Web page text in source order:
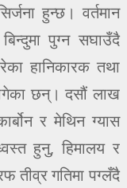
हुन्छ। वर्तमान
पुग्न सघाउँदै
हानिकारक तथा
छन्। दसौं लाख
र मेथिन ग्यास
हुनु, हिमालय र
तीव्र गतिमा पग्लँदै